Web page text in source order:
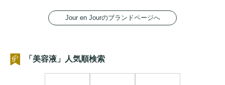
Jour en Jourのブランドページへ
「美容液」人気順検索